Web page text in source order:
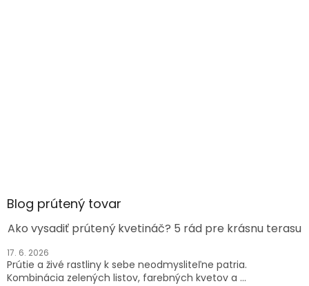
Blog prútený tovar
Ako vysadiť prútený kvetináč? 5 rád pre krásnu terasu
17. 6. 2026
Prútie a živé rastliny k sebe neodmysliteľne patria.
Kombinácia zelených listov, farebných kvetov a ...